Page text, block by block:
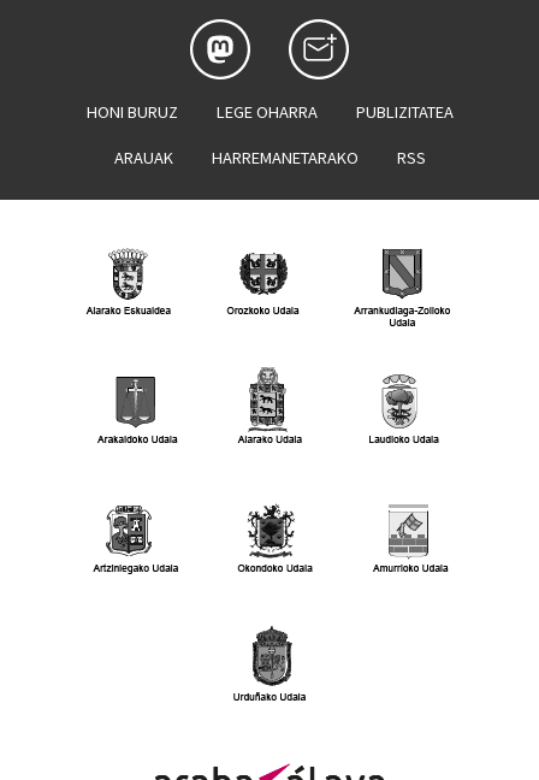
HONI BURUZ LEGE OHARRA PUBLIZITATEA
ARAUAK HARREMANETARAKO RSS